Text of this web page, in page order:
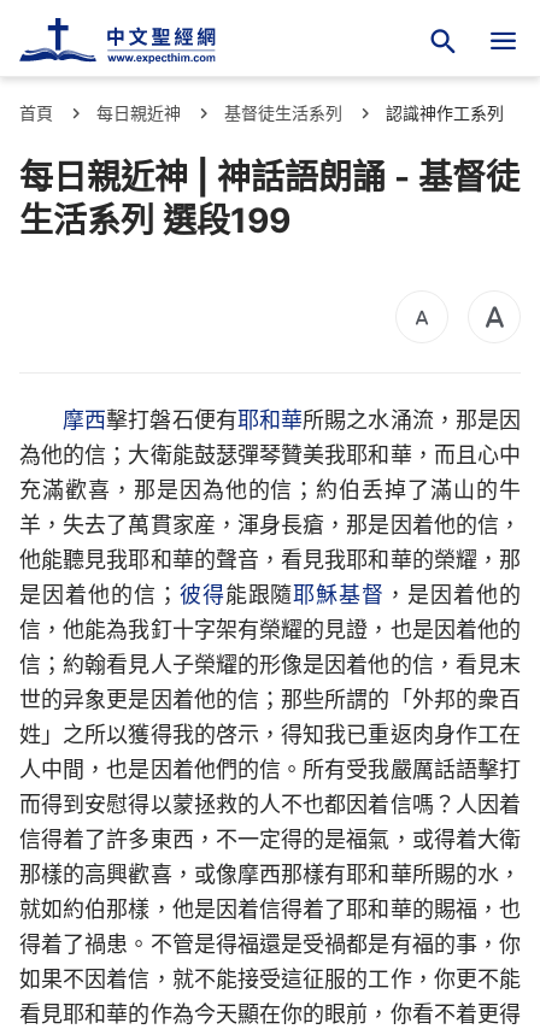
首頁 每日親近神 基督徒生活系列 認識神作工系列
每日親近神 | 神話語朗誦 - 基督徒
生活系列 選段199
摩西擊打磐石便有耶和華所賜之水涌流，那是因
為他的信；大衛能鼓瑟彈琴贊美我耶和華，而且心中
充滿歡喜，那是因為他的信；約伯丢掉了滿山的牛
羊，失去了萬貫家産，渾身長瘡，那是因着他的信，
他能聽見我耶和華的聲音，看見我耶和華的榮耀，那
是因着他的信； 彼得能跟隨耶穌基督 ，是因着他的
信，他能為我釘十字架有榮耀的見證，也是因着他的
信；約翰看見人子榮耀的形像是因着他的信，看見末
世的异象更是因着他的信；那些所謂的「外邦的衆百
姓」之所以獲得我的啓示，得知我已重返肉身作工在
人中間，也是因着他們的信。所有受我嚴厲話語擊打
而得到安慰得以蒙拯救的人不也都因着信嗎？人因着
信得着了許多東西，不一定得的是福氣，或得着大衛
那樣的高興歡喜，或像摩西那樣有耶和華所賜的水，
就如約伯那樣，他是因着信得着了耶和華的賜福，也
得着了禍患。不管是得福還是受禍都是有福的事，你
如果不因着信，就不能接受這征服的工作，你更不能
看見耶和華的作為今天顯在你的眼前，你看不着更得